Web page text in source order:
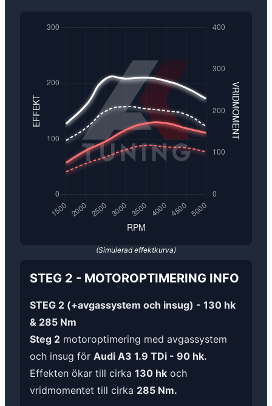
(Simulerad effektkurva)
STEG 2 - MOTOROPTIMERING INFO
STEG 2 (+avgassystem och insug) - 130 hk
& 285 Nm
Steg 2 motoroptimering med avgassystem
och insug för Audi A3 1.9 TDi - 90 hk.
Effekten ökar till cirka 130 hk och
vridmomentet till cirka 285 Nm.